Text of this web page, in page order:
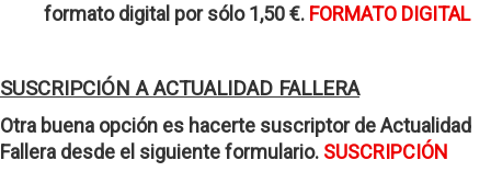
formato digital por sólo 1,50 €. FORMATO DIGITAL
SUSCRIPCIÓN A ACTUALIDAD FALLERA
Otra buena opción es hacerte suscriptor de Actualidad
Fallera desde el siguiente formulario. SUSCRIPCIÓN